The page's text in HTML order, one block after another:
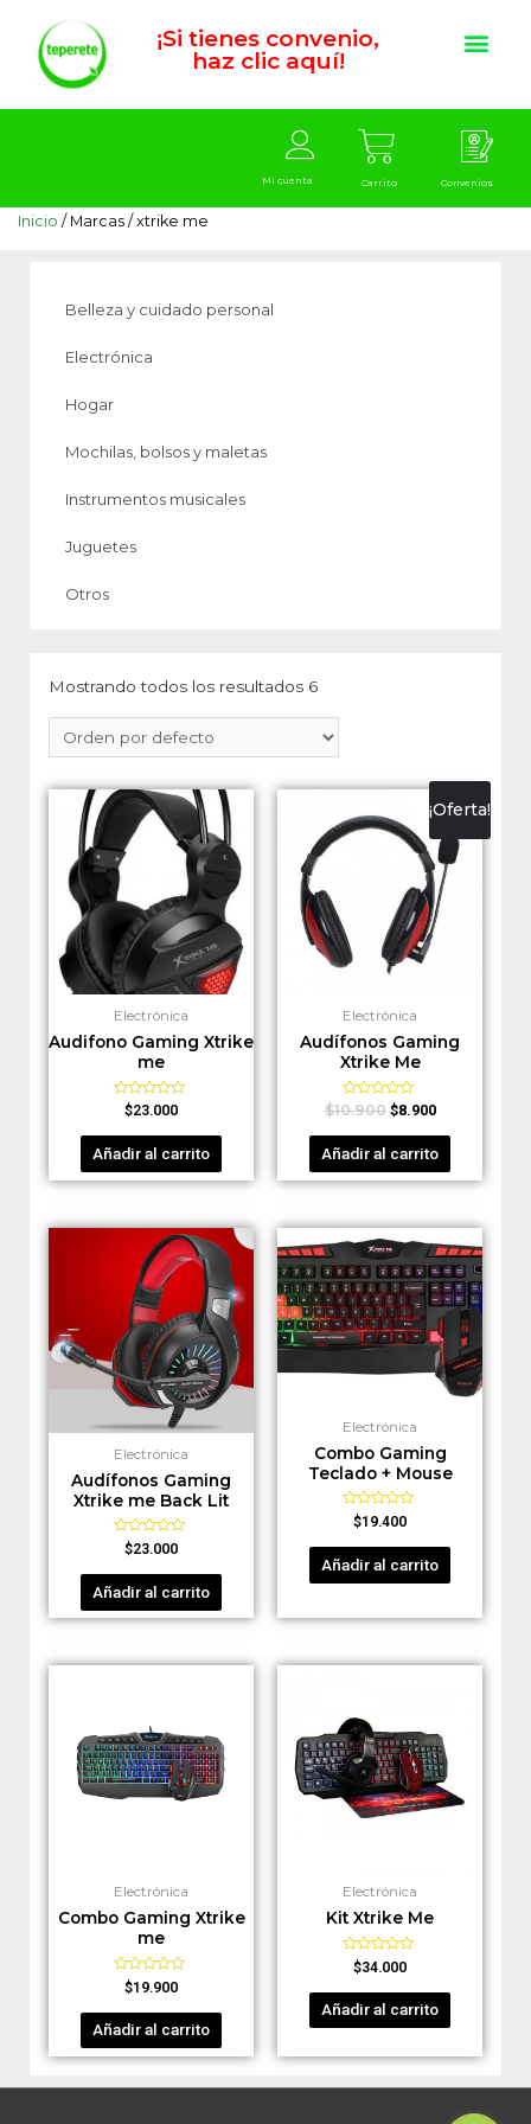
¡Si tienes convenio,
haz clic aquí!
Mi cuenta Carrito Convenios
Inicio / Marcas / xtrike me
Belleza y cuidado personal
Electrónica
Hogar
Mochilas, bolsos y maletas
Instrumentos musicales
Juguetes
Otros
Mostrando todos los resultados 6
Electrónica
Audifono Gaming Xtrike
me
Valorado
0
5
$23.000
Añadir al carrito
¡Oferta!
Electrónica
Audífonos Gaming
Xtrike Me
Valorado
0
5
$10.900 $8.900
Añadir al carrito
Electrónica
Audífonos Gaming
Xtrike me Back Lit
Valorado
en
0
5
$23.000
Añadir al carrito
Electrónica
Combo Gaming
Teclado + Mouse
Valorado
en
0
5
$19.400
Añadir al carrito
Electrónica
Combo Gaming Xtrike
me
Valorado
en
0
5
$19.900
Añadir al carrito
Electrónica
Kit Xtrike Me
Valorado
en
0
5
$34.000
Añadir al carrito